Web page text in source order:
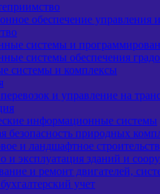
обеспечение управления
системы и
системы обеспечения
системы и комплексы
и управление на
информационные системы
безопасность природных
и ландшафтное
и эксплуатация зданий и
и ремонт двигателей,
учет